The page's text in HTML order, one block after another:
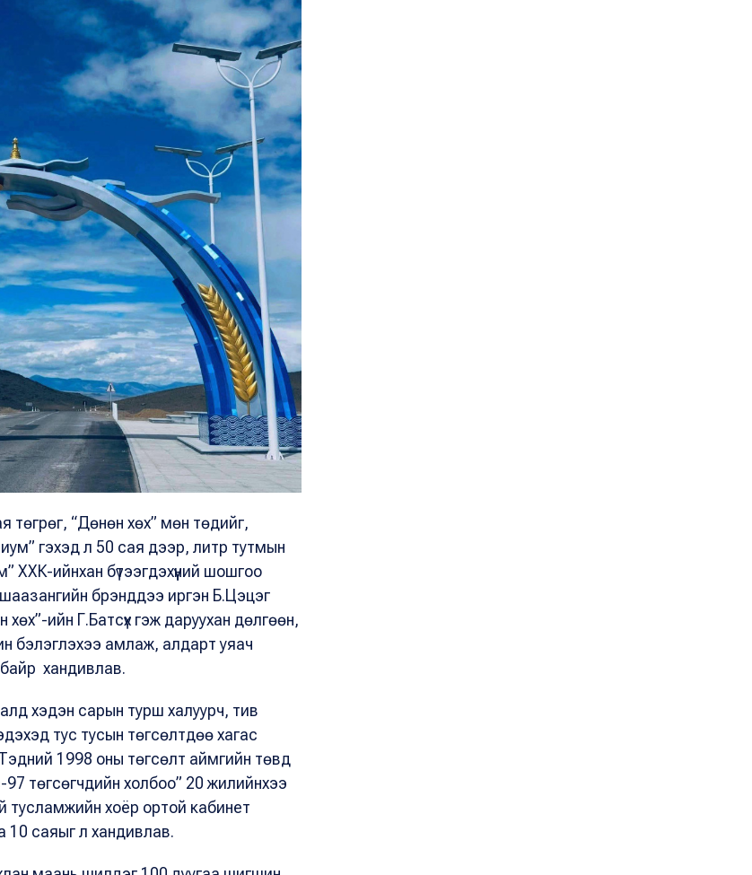
төгрөг, “Дөнөн хөх” мөн төдийг,
гэхэд л 50 сая дээр, литр тутмын
ийнхан бүтээгдэхүүний шошгоо
брэнддээ иргэн Б.Цэцэг
ийн Г.Батсүх гэж даруухан дөлгөөн,
бэлэглэхээ амлаж, алдарт уяач
хандивлав.
хэдэн сарын турш халуурч, тив
тус тусын төгсөлтдөө хагас
1998 оны төгсөлт аймгийн төвд
төгсөгчдийн холбоо” 20 жилийнхээ
тусламжийн хоёр ортой кабинет
10 саяыг л хандивлав.